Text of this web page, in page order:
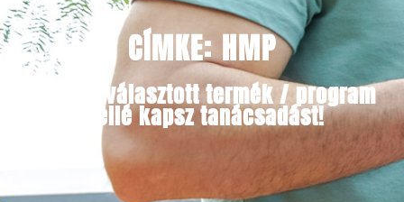
CÍMKE: HMP
Minden választott termék / program
mellé kapsz tanácsadást!​